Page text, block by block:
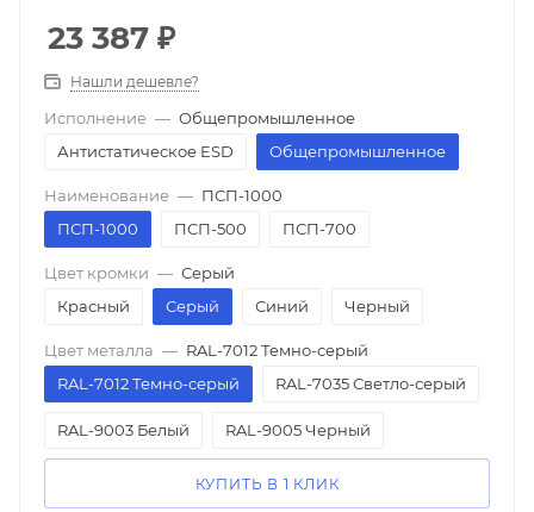
23 387 ₽
Нашли дешевле?
Исполнение — Общепромышленное
Антистатическое ESD
Общепромышленное
Наименование — ПСП-1000
ПСП-1000
ПСП-500 ПСП-700
Цвет кромки — Серый
Красный
Серый Синий Черный
Цвет металла — RAL-7012 Темно-серый
RAL-7012 Темно-серый
RAL-7035 Светло-серый
RAL-9003 Белый RAL-9005 Черный
КУПИТЬ В 1 КЛИК